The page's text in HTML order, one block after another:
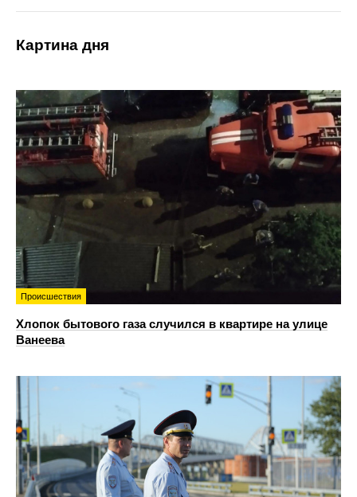
Картина дня
Происшествия
Хлопок бытового газа случился в квартире на улице
Ванеева